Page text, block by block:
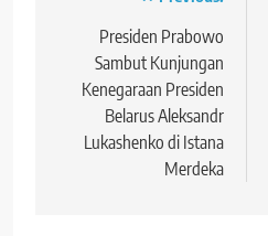
Presiden Prabowo
Sambut Kunjungan
Kenegaraan Presiden
Belarus Aleksandr
Lukashenko di Istana
Merdeka